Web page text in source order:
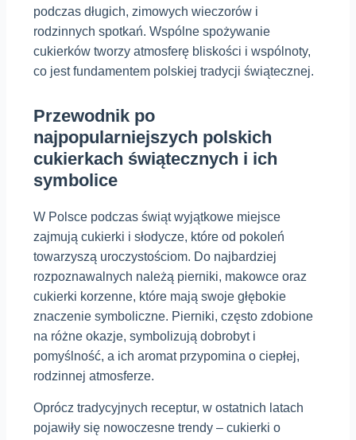
podczas długich, zimowych wieczorów i
rodzinnych spotkań. Wspólne spożywanie
cukierków tworzy atmosferę bliskości i wspólnoty,
co jest fundamentem polskiej tradycji świątecznej.
Przewodnik po
najpopularniejszych polskich
cukierkach świątecznych i ich
symbolice
W Polsce podczas świąt wyjątkowe miejsce
zajmują cukierki i słodycze, które od pokoleń
towarzyszą uroczystościom. Do najbardziej
rozpoznawalnych należą pierniki, makowce oraz
cukierki korzenne, które mają swoje głębokie
znaczenie symboliczne. Pierniki, często zdobione
na różne okazje, symbolizują dobrobyt i
pomyślność, a ich aromat przypomina o ciepłej,
rodzinnej atmosferze.
Oprócz tradycyjnych receptur, w ostatnich latach
pojawiły się nowoczesne trendy – cukierki o